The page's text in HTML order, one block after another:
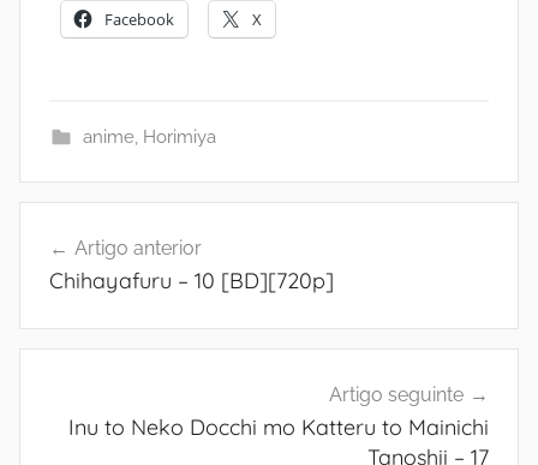
Facebook X
anime, Horimiya
Artigo anterior
Chihayafuru – 10 [BD][720p]
Artigo seguinte
Inu to Neko Docchi mo Katteru to Mainichi
Tanoshii – 17